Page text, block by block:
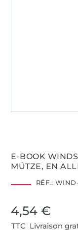
E-BOOK
MÜTZE, EN
RÉF.:
4,54 €
TTC Livraison